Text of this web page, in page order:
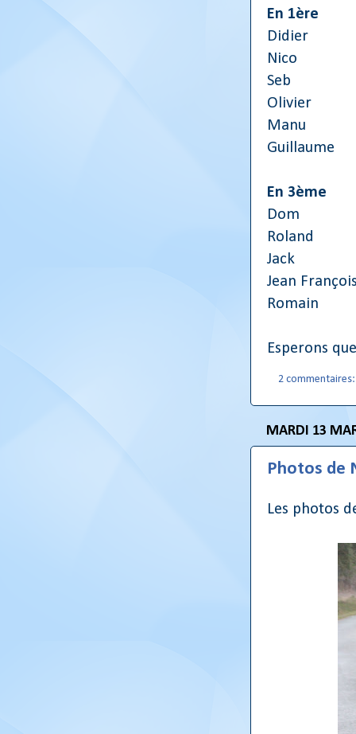
En 1ère
Didier
Nico
Seb
Olivier
Manu
Guillaume
En 3ème
Dom
Roland
Jack
Jean
Romain
Esperons
2
MARDI 13
Photos de
Les photos